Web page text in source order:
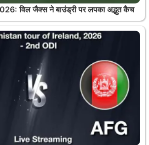
विल जैक्स ने बाउंड्री पर लपका अद्भुत कैच